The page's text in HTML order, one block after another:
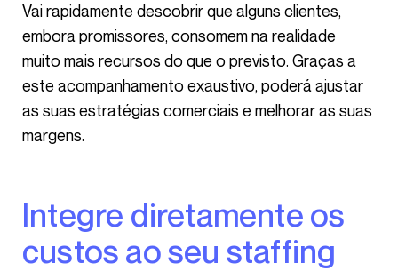
Vai rapidamente descobrir que alguns clientes,
embora promissores, consomem na realidade
muito mais recursos do que o previsto. Graças a
este acompanhamento exaustivo, poderá ajustar
as suas estratégias comerciais e melhorar as suas
margens.
Integre diretamente os
custos ao seu staffing